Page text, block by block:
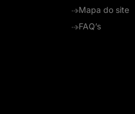
Mapa do site
FAQ’s